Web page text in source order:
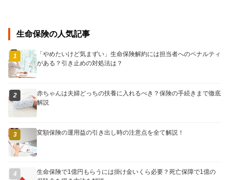
生命保険の人気記事
1
「やめたいけど気まずい」生命保険解約には担当者へのペナルティ
がある？引き止めの対処法は？
2
赤ちゃんは夫婦どっちの扶養に入れるべき？保険の手続きまで徹底
解説
3 変額保険の運用益の引き出し時の注意点を全て解説！
4
生命保険で1億円もらうには掛け金いくら必要？死亡保障で1億の